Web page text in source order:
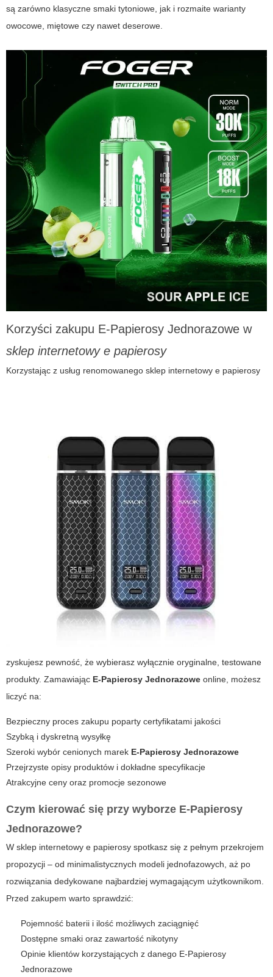
są zarówno klasyczne smaki tytoniowe, jak i rozmaite warianty
owocowe, miętowe czy nawet deserowe.
Korzyści zakupu E-Papierosy Jednorazowe w
sklep internetowy e papierosy
Korzystając z usług renomowanego sklep internetowy e papierosy
zyskujesz pewność, że wybierasz wyłącznie oryginalne, testowane
produkty. Zamawiając E-Papierosy Jednorazowe online, możesz
liczyć na:
Bezpieczny proces zakupu poparty certyfikatami jakości
Szybką i dyskretną wysyłkę
Szeroki wybór cenionych marek E-Papierosy Jednorazowe
Przejrzyste opisy produktów i dokładne specyfikacje
Atrakcyjne ceny oraz promocje sezonowe
Czym kierować się przy wyborze E-Papierosy
Jednorazowe?
W sklep internetowy e papierosy spotkasz się z pełnym przekrojem
propozycji – od minimalistycznych modeli jednofazowych, aż po
rozwiązania dedykowane najbardziej wymagającym użytkownikom.
Przed zakupem warto sprawdzić:
Pojemność baterii i ilość możliwych zaciągnięć
Dostępne smaki oraz zawartość nikotyny
Opinie klientów korzystających z danego E-Papierosy
Jednorazowe